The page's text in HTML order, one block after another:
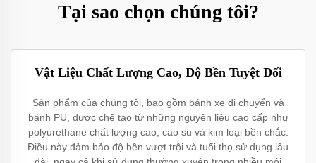
Tại sao chọn chúng tôi?
Vật Liệu Chất Lượng Cao, Độ Bền Tuyệt Đối
Sản phẩm của chúng tôi, bao gồm bánh xe di chuyển và
bánh PU, được chế tạo từ những nguyên liệu cao cấp như
polyurethane chất lượng cao, cao su và kim loại bền chắc.
Điều này đảm bảo độ bền vượt trội và tuổi thọ sử dụng lâu